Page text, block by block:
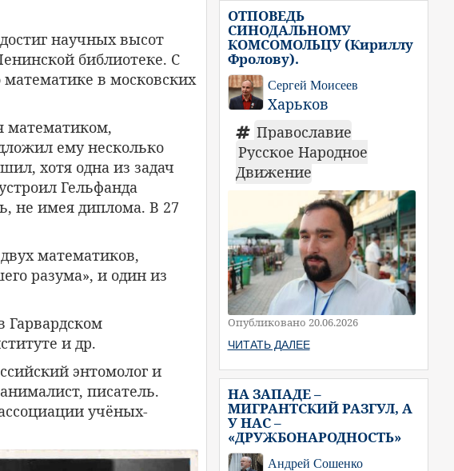
научных высот
библиотеке. С
в московских
математиком,
ему несколько
хотя одна из задач
Гельфанда
не имея диплома. В 27
математиков,
разума», и один из
Гарвардском
и др.
энтомолог и
писатель.
учёных-
ОТПОВЕДЬ
СИНОДАЛЬНОМУ
КОМСОМОЛЬЦУ (Кириллу
Фролову).
Сергей Моисеев
Харьков
Православие
Русское Народное
Движение
Опубликовано 20.06.2026
ЧИТАТЬ ДАЛЕЕ
НА ЗАПАДЕ –
МИГРАНТСКИЙ РАЗГУЛ, А
У НАС –
«ДРУЖБОНАРОДНОСТЬ»
Андрей Сошенко